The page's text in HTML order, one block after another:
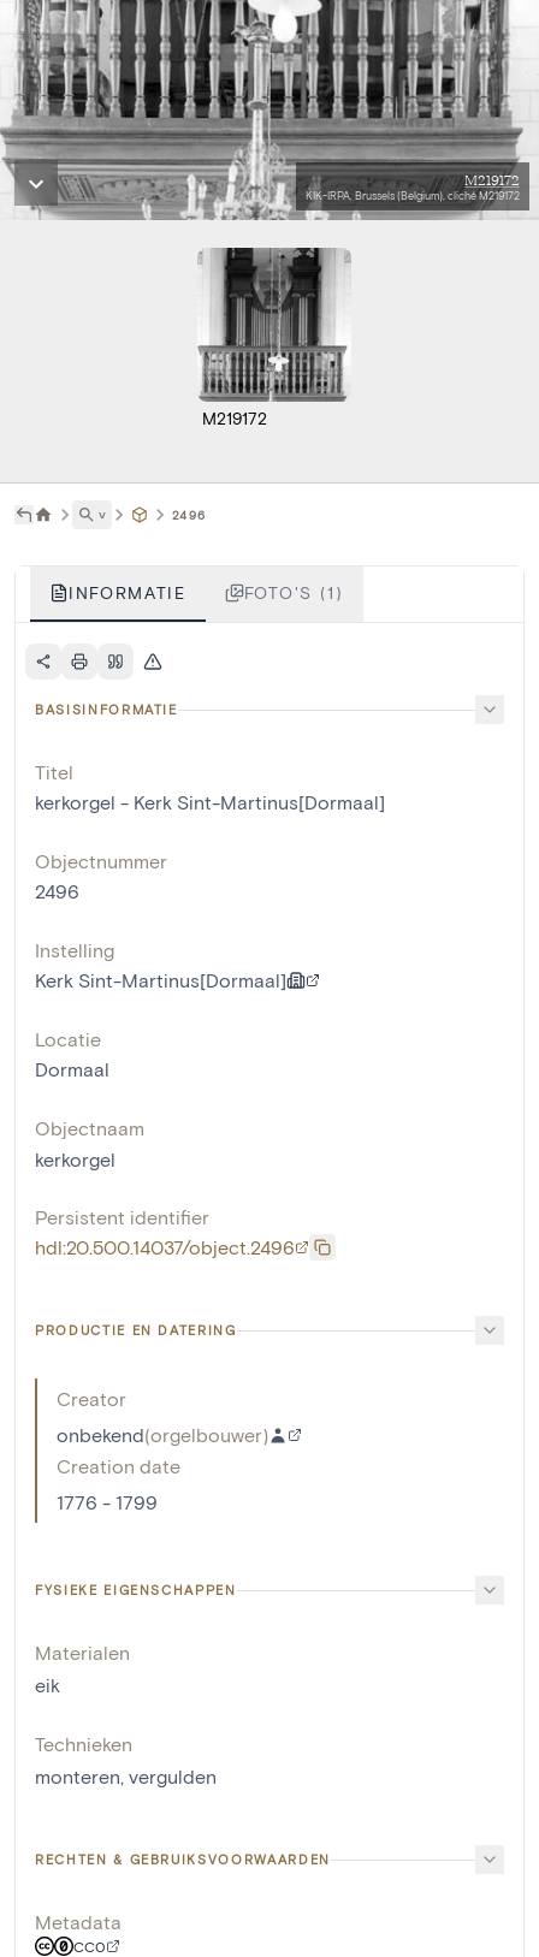
M219172
KIK-IRPA, Brussels (Belgium), cliché M219172
M219172
˅ 2496
INFORMATIE FOTO'S (1)
BASISINFORMATIE
Titel
kerkorgel - Kerk Sint-Martinus[Dormaal]
Objectnummer
2496
Instelling
Kerk Sint-Martinus[Dormaal]
Locatie
Dormaal
Objectnaam
kerkorgel
Persistent identifier
hdl:20.500.14037/object.2496
PRODUCTIE EN DATERING
Creator
onbekend(orgelbouwer)
Creation date
1776 - 1799
FYSIEKE EIGENSCHAPPEN
Materialen
eik
Technieken
monteren, vergulden
RECHTEN & GEBRUIKSVOORWAARDEN
Metadata
CC0